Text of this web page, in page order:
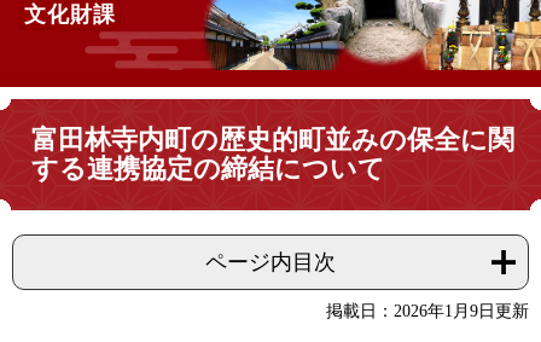
文化財課
富田林寺内町の歴史的町並みの保全に関
する連携協定の締結について
ページ内目次
掲載日：2026年1月9日更新